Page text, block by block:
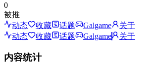
0
被推
动态
收藏 话题 Galgame
关于
动态
收藏 话题 Galgame 关于
内容统计